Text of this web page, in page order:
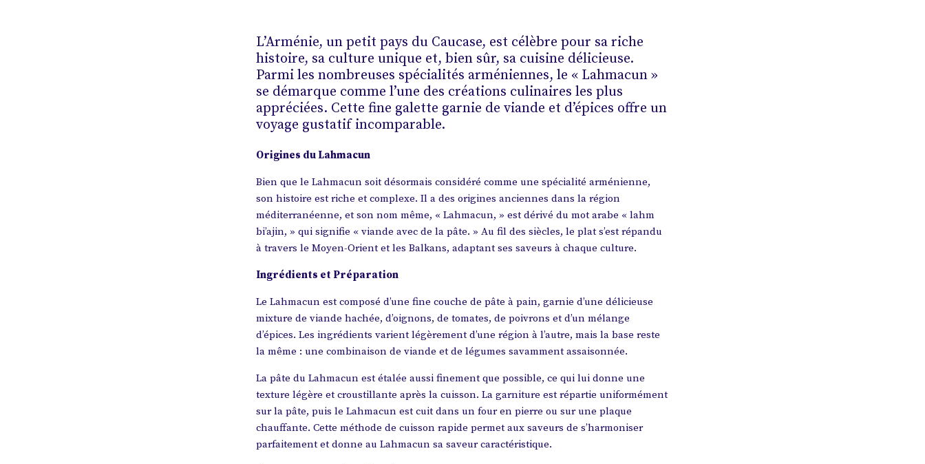
L’Arménie, un petit pays du Caucase, est célèbre pour sa riche
histoire, sa culture unique et, bien sûr, sa cuisine délicieuse.
Parmi les nombreuses spécialités arméniennes, le « Lahmacun »
se démarque comme l’une des créations culinaires les plus
appréciées. Cette fine galette garnie de viande et d’épices offre un
voyage gustatif incomparable.
Origines du Lahmacun
Bien que le Lahmacun soit désormais considéré comme une spécialité arménienne,
son histoire est riche et complexe. Il a des origines anciennes dans la région
méditerranéenne, et son nom même, « Lahmacun, » est dérivé du mot arabe « lahm
bi’ajin, » qui signifie « viande avec de la pâte. » Au fil des siècles, le plat s’est répandu
à travers le Moyen-Orient et les Balkans, adaptant ses saveurs à chaque culture.
Ingrédients et Préparation
Le Lahmacun est composé d’une fine couche de pâte à pain, garnie d’une délicieuse
mixture de viande hachée, d’oignons, de tomates, de poivrons et d’un mélange
d’épices. Les ingrédients varient légèrement d’une région à l’autre, mais la base reste
la même : une combinaison de viande et de légumes savamment assaisonnée.
La pâte du Lahmacun est étalée aussi finement que possible, ce qui lui donne une
texture légère et croustillante après la cuisson. La garniture est répartie uniformément
sur la pâte, puis le Lahmacun est cuit dans un four en pierre ou sur une plaque
chauffante. Cette méthode de cuisson rapide permet aux saveurs de s’harmoniser
parfaitement et donne au Lahmacun sa saveur caractéristique.